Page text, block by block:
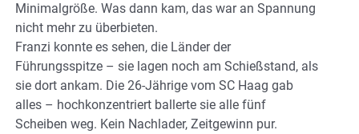
Minimalgröße. Was dann kam, das war an Spannung
nicht mehr zu überbieten.
Franzi konnte es sehen, die Länder der
Führungsspitze – sie lagen noch am Schießstand, als
sie dort ankam. Die 26-Jährige vom SC Haag gab
alles – hochkonzentriert ballerte sie alle fünf
Scheiben weg. Kein Nachlader, Zeitgewinn pur.